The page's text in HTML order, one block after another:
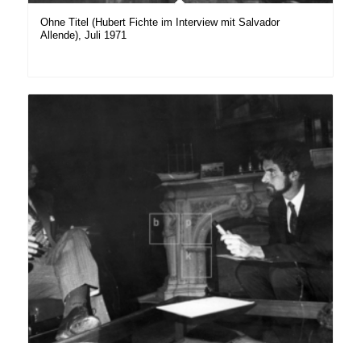
Ohne Titel (Hubert Fichte im Interview mit Salvador
Allende), Juli 1971